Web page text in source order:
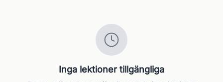
Inga lektioner tillgängliga